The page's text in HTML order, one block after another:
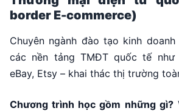
border E-commerce)
Chuyên ngành đào tạo kinh
các nền tảng TMĐT quốc tế như
eBay, Etsy – khai thác thị trường
Chương trình học gồm những gì?